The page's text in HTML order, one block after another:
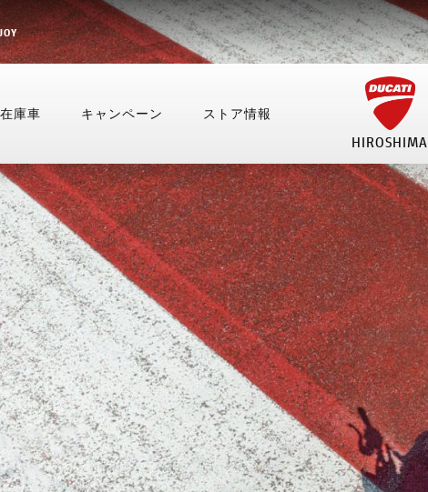
NEW
NEW
NEW
NEW
NEW
NEW
NEW
NEW
NEW
NEW
NEW
NEW
NEW
NEW
NEW
NEW
NEW
NEW
NEW
NEW
NEW
在庫車 キャンペーン ストア情報
HIROSHIMA
キャンペーン ストア情報 ブログ イベント
NEW
NEW
NEW
NEW
NEW
NEW
NEW
NEW
NEW
NEW
NEW
NEW
NEW
NEW
NEW
NEW
NEW
NEW
NEW
NEW
NEW